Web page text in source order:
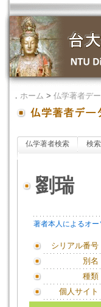
． ホーム > 仏学著者デ
仏学著者検索 検
劉瑞
著者本人によるオー
シリアル番号
別名
種類
個人サイト